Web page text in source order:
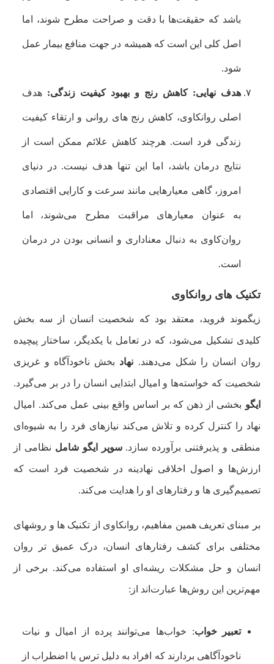
باشد که حقیقت‌ها با دقت و صراحت مطرح شوند، اما
اصل کلی این است که همیشه در جهت منافع بیمار عمل
شود.
هدف نهایی: کاهش رنج و بهبود کیفیت زندگی: هدف
اصلی روانکاوی، کاهش رنج های روانی و ارتقاء کیفیت
زندگی فرد است. هرچند کاهش علائم ممکن است از
نتایج درمان باشد، اما این تنها هدف نیست. در دنیای
امروز، گاهی معیارهایی مانند سرعت و کارایی اقتصادی
به عنوان معیارهای مراقبت مطرح می‌شوند، اما
روان‌کاوی به دنبال معناداری و انسانی بودن در درمان
است.
تکنیک های روانکاوی
زیگموند فروید، معتقد بود که شخصیت انسان از سه بخش
کلیدی تشکیل می‌شود، که در تعامل با یکدیگر، ساختار پیچیده
روان انسان را شکل می‌دهند. نهاد بخش ناخودآگاه و غریزی
شخصیت که خواسته‌ها و امیال ابتدایی انسان را در بر می‌گیرد.
ایگو بخشی از ذهن که بر اساس واقع بینی عمل می‌کند. امیال
نهاد را کنترل کرده و تلاش می‌کند نیازهای فرد را به شیوه‌ای
منطقی و پذیرفتنی برآورده سازد.سوپر ایگو شامل نظامی از
ارزش‌ها و اصول اخلاقی نهادینه در شخصیت فرد است که
تصمیم‌گیری ها و رفتارهای او را هدایت می‌کند.
بر مبنای تعریف همین مفاهیم، روانکاوی از تکنیک ها و روشهای
مختلفی برای کشف رفتارهای انسان، درک عمیق تر روان
انسان و حل مشکلات ریشه‌ای او استفاده می‌کند. برخی از
مهم‌ترین این روش‌ها عبارت‌اند از:
تعبیر خواب: خواب‌ها می‌توانند پرده از امیال و نیات
ناخودآگاهی بردارند که افراد به دلیل ترس یا اضطراب از